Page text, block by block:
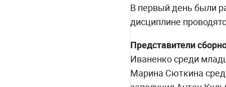
В первый день были
дисциплине
Представители
Иваненко среди
Марина Сюткина